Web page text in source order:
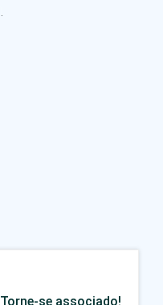
Torne-se associado!